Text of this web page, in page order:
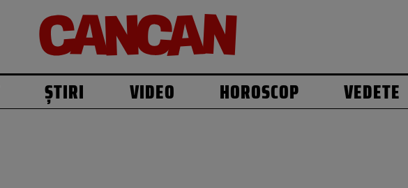
ȘTIRI VIDEO HOROSCOP VEDETE